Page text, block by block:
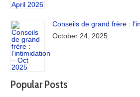
Conseils de grand frère :
October 24, 2025
Popular Posts